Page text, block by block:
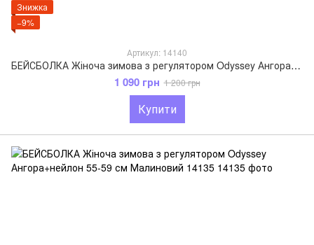
Знижка
−9%
Артикул: 14140
БЕЙСБОЛКА Жіноча зимова з регулятором Odyssey Ангора+нейлон 55-59 см Волошковий 14140
1 090 грн 1 200 грн
Купити